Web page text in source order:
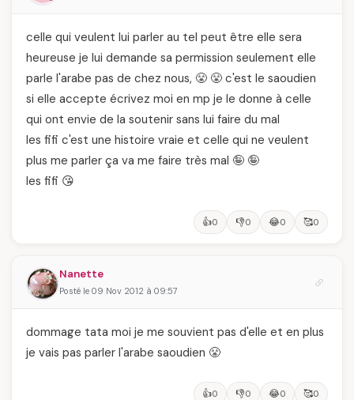
celle qui veulent lui parler au tel peut être elle sera
heureuse je lui demande sa permission seulement elle
parle l'arabe pas de chez nous, 😤 😤 c'est le saoudien
si elle accepte écrivez moi en mp je le donne à celle
qui ont envie de la soutenir sans lui faire du mal
les fifi c'est une histoire vraie et celle qui ne veulent
plus me parler ça va me faire très mal 🤪 🤪
les fifi 😘
👍0 👎0 😂0 🥰0
Nanette
Posté le 09 Nov 2012 à 09:57
dommage tata moi je me souvient pas d'elle et en plus
je vais pas parler l'arabe saoudien 😤
👍0 👎0 😂0 🥰0